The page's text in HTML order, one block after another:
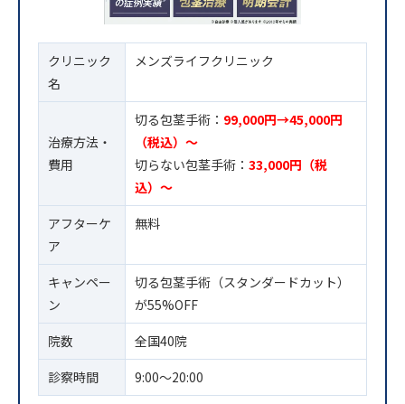
クリニック
名
メンズライフクリニック
治療方法・
費用
切る包茎手術： 99,000円→45,000円
（税込）〜
切らない包茎手術： 33,000円（税
込）〜
アフターケ
ア
無料
キャンペー
ン
切る包茎手術（スタンダードカット）
が55%OFF
院数
全国40院
診察時間
9:00〜20:00